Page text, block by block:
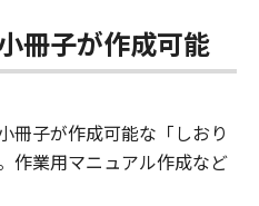
冊子が作成可能
冊子が作成可能な「しおり
作業用マニュアル作成など